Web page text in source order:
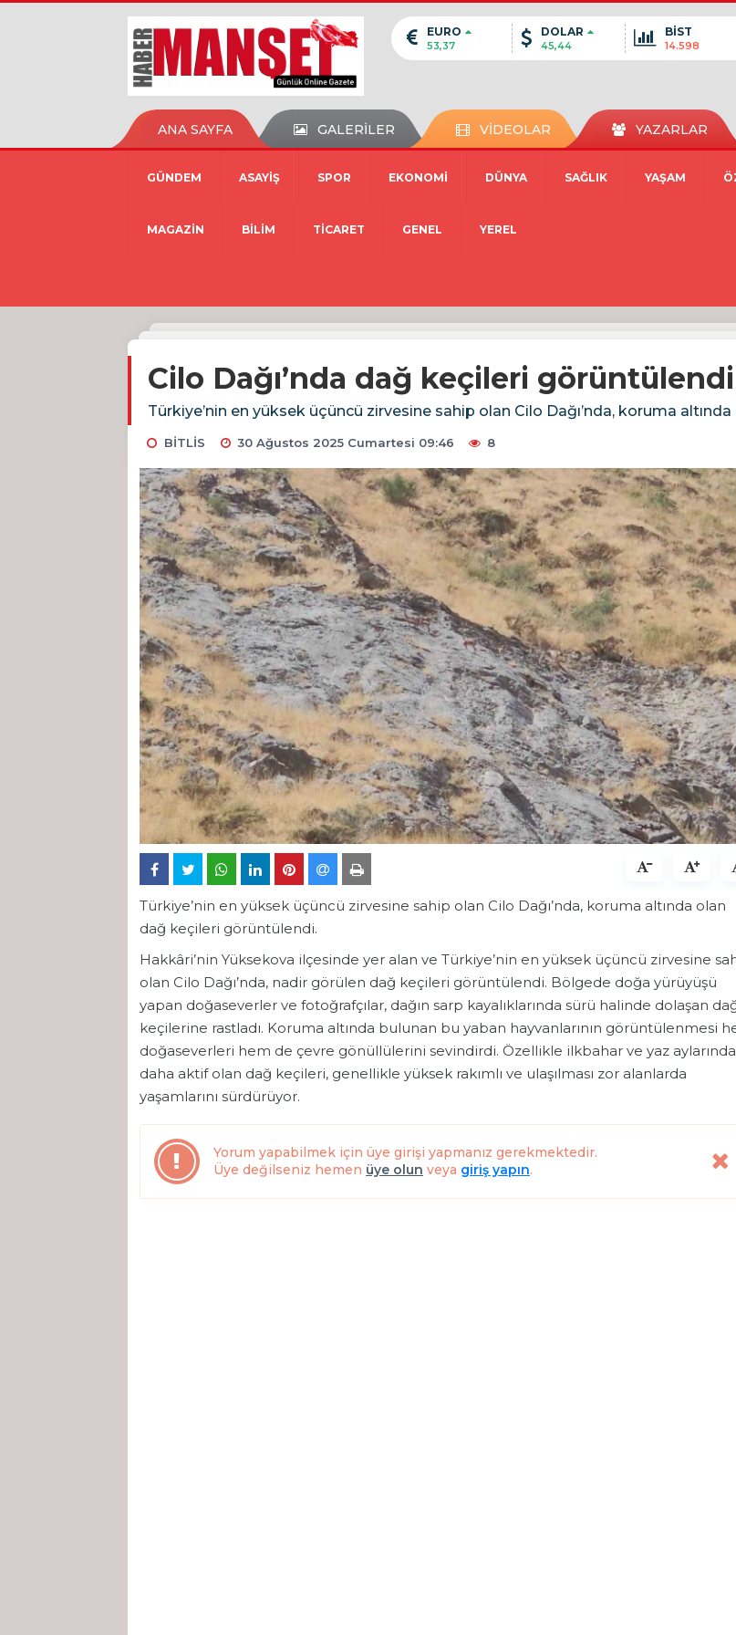
EURO
53,37
DOLAR
45,44
BİST
14.598
ANA SAYFA GALERİLER VİDEOLAR YAZARLAR
GÜNDEM ASAYİŞ SPOR EKONOMİ DÜNYA SAĞLIK YAŞAM
MAGAZİN BİLİM TİCARET GENEL YEREL
Cilo Dağı’nda dağ keçileri görüntülendi
Türkiye’nin en yüksek üçüncü zirvesine sahip olan Cilo Dağı’nda, koruma
BİTLİS 30 Ağustos 2025 Cumartesi 09:46 8
Türkiye’nin en yüksek üçüncü zirvesine sahip olan Cilo Dağı’nda, koruma altında olan
dağ keçileri görüntülendi.
Hakkâri’nin Yüksekova ilçesinde yer alan ve Türkiye’nin en yüksek üçüncü zirvesine
olan Cilo Dağı’nda, nadir görülen dağ keçileri görüntülendi. Bölgede doğa yürüyüşü
yapan doğaseverler ve fotoğrafçılar, dağın sarp kayalıklarında sürü halinde dolaşan
keçilerine rastladı. Koruma altında bulunan bu yaban hayvanlarının görüntülenmesi
doğaseverleri hem de çevre gönüllülerini sevindirdi. Özellikle ilkbahar ve yaz aylarında
daha aktif olan dağ keçileri, genellikle yüksek rakımlı ve ulaşılması zor alanlarda
yaşamlarını sürdürüyor.
Yorum yapabilmek için üye girişi yapmanız gerekmektedir.
Üye değilseniz hemen üye olun veya giriş yapın.